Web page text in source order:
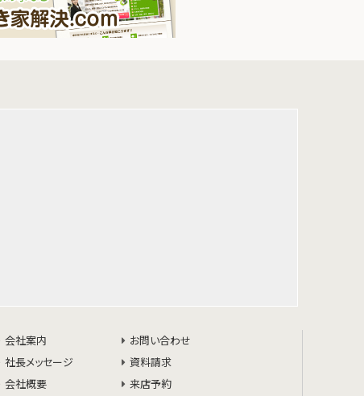
会社案内
社長メッセージ
会社概要
お問い合わせ
資料請求
来店予約